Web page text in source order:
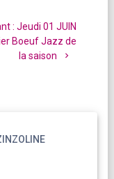
: Article
suivant
Jeudi 01 JUIN
Boeuf Jazz de
la saison